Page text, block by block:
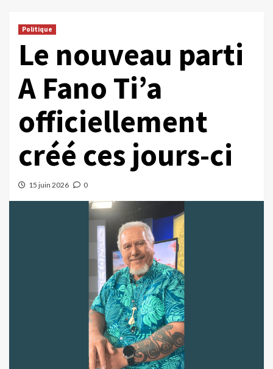
Politique
Le nouveau parti
A Fano Ti’a
officiellement
créé ces jours-ci
15 juin 2026 0